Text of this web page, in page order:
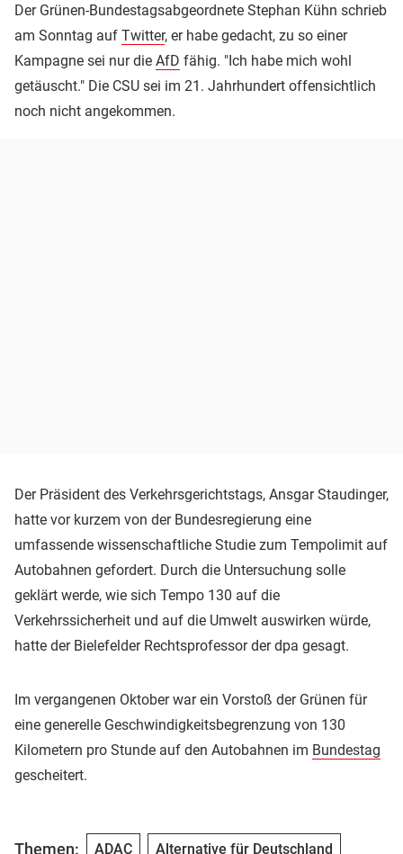
Der Grünen-Bundestagsabgeordnete Stephan Kühn schrieb
am Sonntag auf Twitter, er habe gedacht, zu so einer
Kampagne sei nur die AfD fähig. "Ich habe mich wohl
getäuscht." Die CSU sei im 21. Jahrhundert offensichtlich
noch nicht angekommen.
Der Präsident des Verkehrsgerichtstags, Ansgar Staudinger,
hatte vor kurzem von der Bundesregierung eine
umfassende wissenschaftliche Studie zum Tempolimit auf
Autobahnen gefordert. Durch die Untersuchung solle
geklärt werde, wie sich Tempo 130 auf die
Verkehrssicherheit und auf die Umwelt auswirken würde,
hatte der Bielefelder Rechtsprofessor der dpa gesagt.
Im vergangenen Oktober war ein Vorstoß der Grünen für
eine generelle Geschwindigkeitsbegrenzung von 130
Kilometern pro Stunde auf den Autobahnen im Bundestag
gescheitert.
Themen: ADAC Alternative für Deutschland